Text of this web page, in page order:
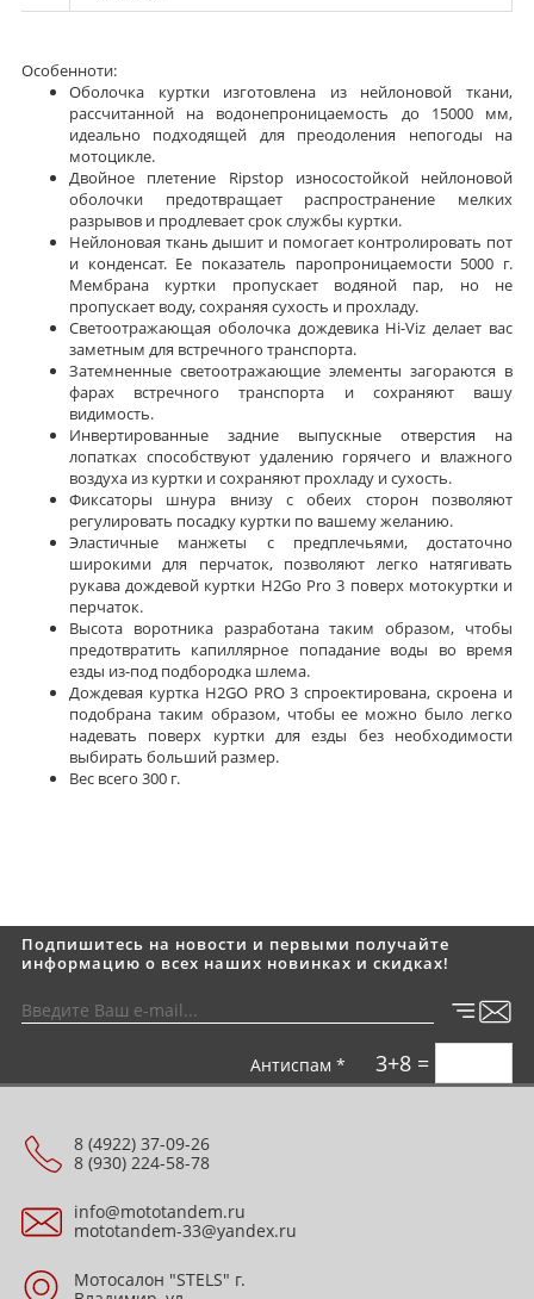
Особенноти:
Оболочка куртки изготовлена из нейлоновой ткани,
рассчитанной на водонепроницаемость до 15000 мм,
идеально подходящей для преодоления непогоды на
мотоцикле.
Двойное плетение Ripstop износостойкой нейлоновой
оболочки предотвращает распространение мелких
разрывов и продлевает срок службы куртки.
Нейлоновая ткань дышит и помогает контролировать пот
и конденсат. Ее показатель паропроницаемости 5000 г.
Мембрана куртки пропускает водяной пар, но не
пропускает воду, сохраняя сухость и прохладу.
Светоотражающая оболочка дождевика Hi-Viz делает вас
заметным для встречного транспорта.
Затемненные светоотражающие элементы загораются в
фарах встречного транспорта и сохраняют вашу
видимость.
Инвертированные задние выпускные отверстия на
лопатках способствуют удалению горячего и влажного
воздуха из куртки и сохраняют прохладу и сухость.
Фиксаторы шнура внизу с обеих сторон позволяют
регулировать посадку куртки по вашему желанию.
Эластичные манжеты с предплечьями, достаточно
широкими для перчаток, позволяют легко натягивать
рукава дождевой куртки H2Go Pro 3 поверх мотокуртки и
перчаток.
Высота воротника разработана таким образом, чтобы
предотвратить капиллярное попадание воды во время
езды из-под подбородка шлема.
Дождевая куртка H2GO PRO 3 спроектирована, скроена и
подобрана таким образом, чтобы ее можно было легко
надевать поверх куртки для езды без необходимости
выбирать больший размер.
Вес всего 300 г.
Подпишитесь на новости и первыми получайте
информацию о всех наших новинках и скидках!
Антиспам * 3+8 =
8 (4922) 37-09-26
8 (930) 224-58-78
info@mototandem.ru
mototandem-33@yandex.ru
Мотосалон "STELS" г.